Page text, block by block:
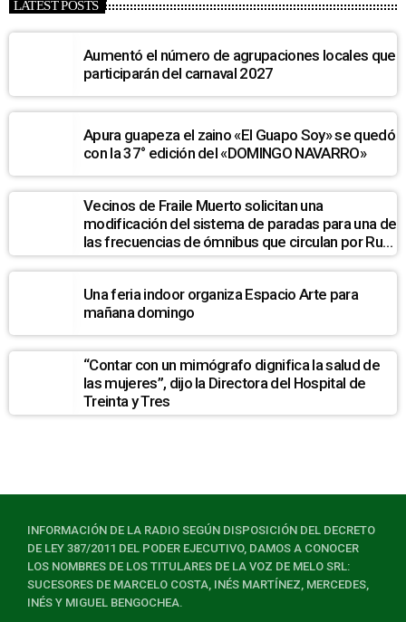
LATEST POSTS
Aumentó el número de agrupaciones locales que
participarán del carnaval 2027
Apura guapeza el zaino «El Guapo Soy» se quedó
con la 37° edición del «DOMINGO NAVARRO»
Vecinos de Fraile Muerto solicitan una
modificación del sistema de paradas para una de
las frecuencias de ómnibus que circulan por Ruta
7
Una feria indoor organiza Espacio Arte para
mañana domingo
“Contar con un mimógrafo dignifica la salud de
las mujeres”, dijo la Directora del Hospital de
Treinta y Tres
INFORMACIÓN DE LA RADIO SEGÚN DISPOSICIÓN DEL DECRETO
DE LEY 387/2011 DEL PODER EJECUTIVO, DAMOS A CONOCER
LOS NOMBRES DE LOS TITULARES DE LA VOZ DE MELO SRL:
SUCESORES DE MARCELO COSTA, INÉS MARTÍNEZ, MERCEDES,
INÉS Y MIGUEL BENGOCHEA.